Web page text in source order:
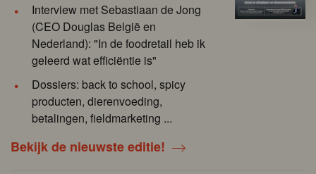
Interview met Sebastiaan de Jong
(CEO Douglas België en
Nederland): "In de foodretail heb ik
geleerd wat efficiëntie is"
Dossiers: back to school, spicy
producten, dierenvoeding,
betalingen, fieldmarketing ...
Bekijk de nieuwste editie!